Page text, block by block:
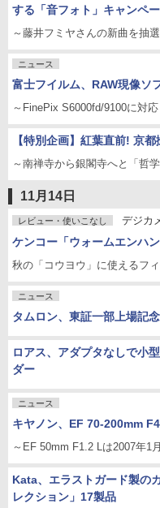
する「音フォト」キャンペ
～藤井フミヤさんの新曲を抽
ニュース
富士フイルム、RAW現像ソ
～FinePix S6000fd/9100に対応
【特別企画】紅葉直前! 京
～南禅寺から銀閣寺へと「哲
11月14日
レビュー・使いこなし デジカ
ケンコー「ウォームエンハン
秋の「コウヨウ」に使えるフ
ニュース
タムロン、東証一部上場記
ロアス、アダプタなしで小
ダー
ニュース
キヤノン、EF 70-200mm
～EF 50mm F1.2 Lは2007年1
Kata、エラストガード製の
レクション」17製品